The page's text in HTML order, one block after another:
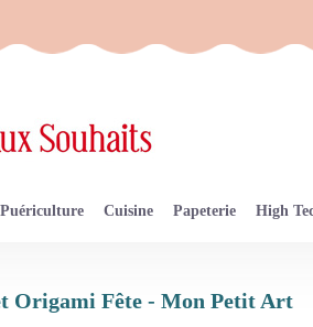
Puériculture Cuisine Papeterie High
Origami Fête - Mon Petit Art